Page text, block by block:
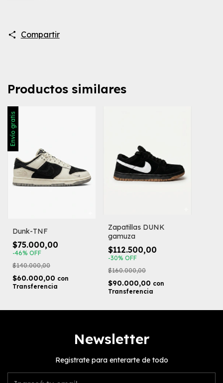
Compartir
Productos similares
Envío gratis
Dunk-TNF
$75.000,00
-46% OFF
$140.000,00
$60.000,00 con
Transferencia
Zapatillas DUNK
gamuza
$112.500,00
-30%OFF
$160.000,00
$90.000,00 con
Transferencia
Newsletter
Registrate para enterarte de todo